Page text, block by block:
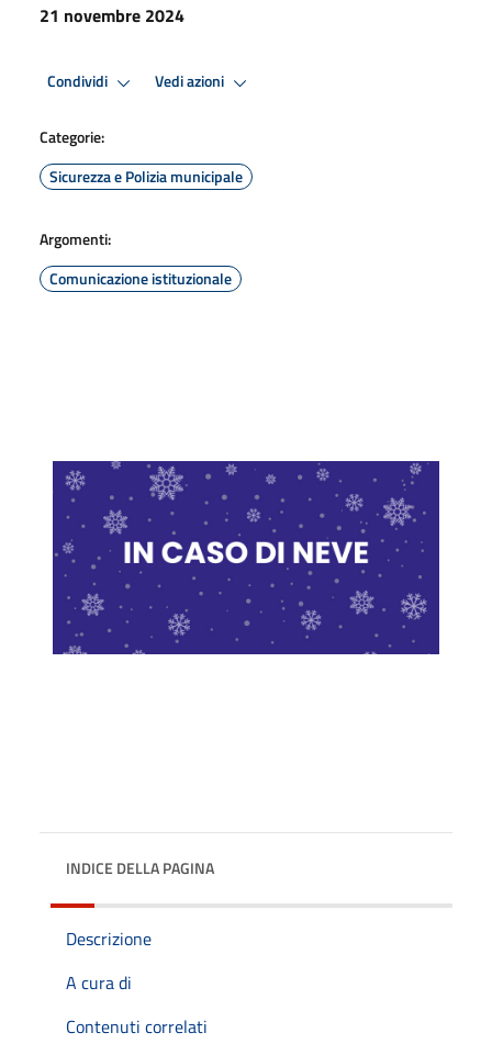
21 novembre 2024
Condividi Vedi azioni
Categorie:
Sicurezza e Polizia municipale
Argomenti:
Comunicazione istituzionale
INDICE DELLA PAGINA
Descrizione
A cura di
Contenuti correlati